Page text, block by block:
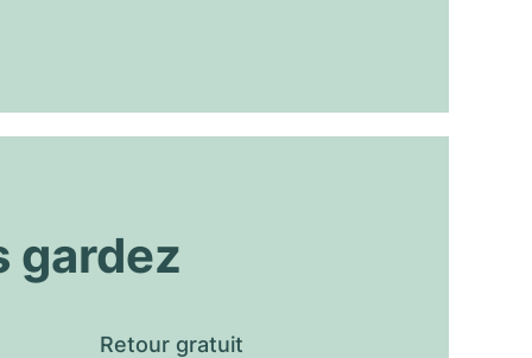
gardez
Retour gratuit